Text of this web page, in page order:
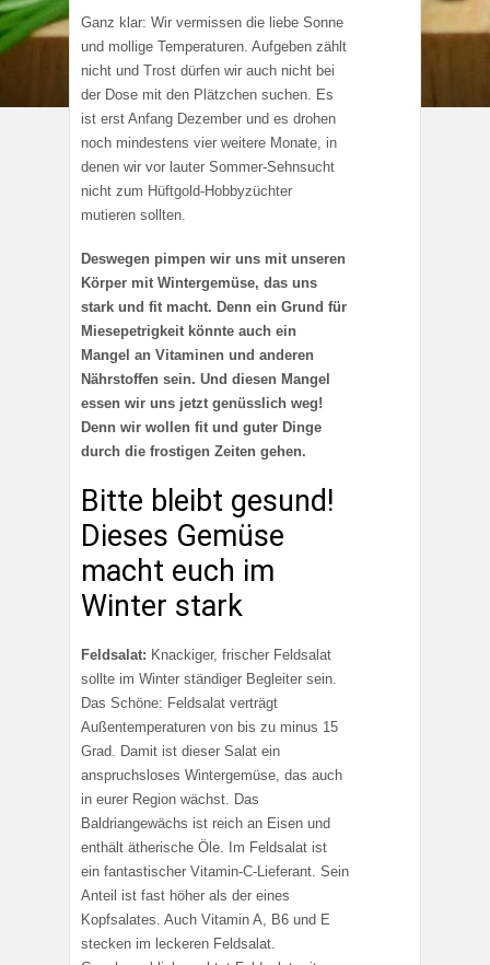
Ganz klar: Wir vermissen die liebe Sonne
und mollige Temperaturen. Aufgeben zählt
nicht und Trost dürfen wir auch nicht bei
der Dose mit den Plätzchen suchen. Es
ist erst Anfang Dezember und es drohen
noch mindestens vier weitere Monate, in
denen wir vor lauter Sommer-Sehnsucht
nicht zum Hüftgold-Hobbyzüchter
mutieren sollten.
Deswegen pimpen wir uns mit unseren
Körper mit Wintergemüse, das uns
stark und fit macht. Denn ein Grund für
Miesepetrigkeit könnte auch ein
Mangel an Vitaminen und anderen
Nährstoffen sein. Und diesen Mangel
essen wir uns jetzt genüsslich weg!
Denn wir wollen fit und guter Dinge
durch die frostigen Zeiten gehen.
Bitte bleibt gesund!
Dieses Gemüse
macht euch im
Winter stark
Feldsalat: Knackiger, frischer Feldsalat
sollte im Winter ständiger Begleiter sein.
Das Schöne: Feldsalat verträgt
Außentemperaturen von bis zu minus 15
Grad. Damit ist dieser Salat ein
anspruchsloses Wintergemüse, das auch
in eurer Region wächst. Das
Baldriangewächs ist reich an Eisen und
enthält ätherische Öle. Im Feldsalat ist
ein fantastischer Vitamin-C-Lieferant. Sein
Anteil ist fast höher als der eines
Kopfsalates. Auch Vitamin A, B6 und E
stecken im leckeren Feldsalat.